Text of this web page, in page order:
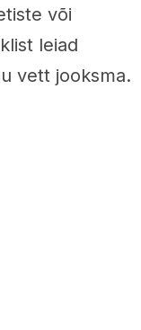
või
leiad
vett jooksma.